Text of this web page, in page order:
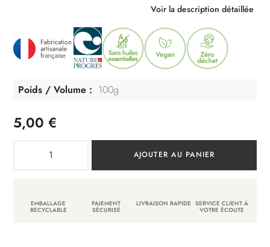
Voir la description détaillée
Poids / Volume 100g
5,00€
AJOUTER AU PANIER
EMBALLAGE
RECYCLABLE
PAIEMENT
SÉCURISÉ
LIVRAISON RAPIDE SERVICE CLIENT À
VOTRE ÉCOUTE